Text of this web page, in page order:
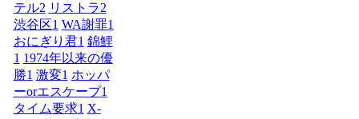
テル2 リストラ2
渋谷区1 WA謝罪1
おにぎり君1 錦鯉
1 1974年以来の優
勝1 激変1 ホッパ
ーorエスケープ1
タイム要求1 X-